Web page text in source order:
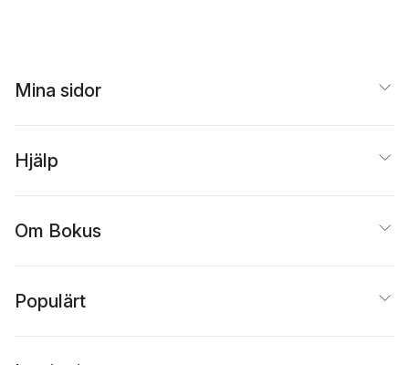
Mina sidor
Hjälp
Om Bokus
Populärt